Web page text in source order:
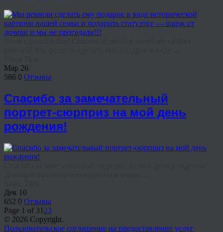
Мар 26
586 0 Отзывы
Спасибо за замечательный
портрет-сюрприз на мой день
рождения!
Дек 10
652 0 Отзывы
Page 1 of 31 23
© 2026 Copyright.
Пользовательское соглашение на предоставление услуг